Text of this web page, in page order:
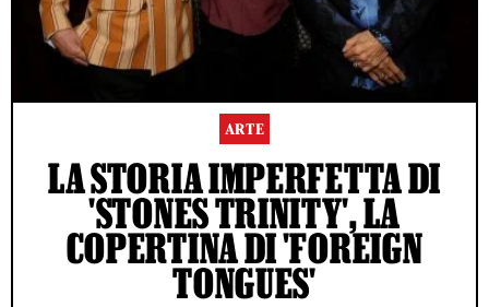
ARTE
LA STORIA IMPERFETTA DI
'STONES TRINITY', LA
COPERTINA DI 'FOREIGN
TONGUES'